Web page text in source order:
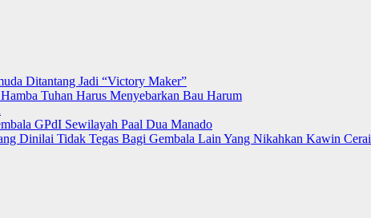
Ditantang Jadi “Victory Maker”
Tuhan Harus Menyebarkan Bau Harum
GPdI Sewilayah Paal Dua Manado
Dinilai Tidak Tegas Bagi Gembala Lain Yang Nikahkan Kawin Cerai